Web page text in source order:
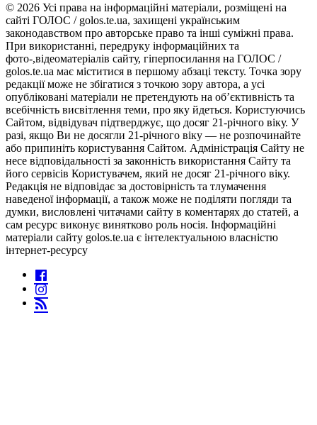
© 2026 Усі права на інформаційні матеріали, розміщені на
сайті ГОЛОС / golos.te.ua, захищені українським
законодавством про авторське право та інші суміжні права.
При використанні, передруку інформаційних та
фото-,відеоматеріалів сайту, гіперпосилання на ГОЛОС /
golos.te.ua має міститися в першому абзаці тексту. Точка зору
редакції може не збігатися з точкою зору автора, а усі
опубліковані матеріали не претендують на об’єктивність та
всебічність висвітлення теми, про яку йдеться. Користуючись
Сайтом, відвідувач підтверджує, що досяг 21-річного віку. У
разі, якщо Ви не досягли 21-річного віку — не розпочинайте
або припиніть користування Сайтом. Адміністрація Сайту не
несе відповідальності за законність використання Сайту та
його сервісів Користувачем, який не досяг 21-річного віку.
Редакція не відповідає за достовірність та тлумачення
наведеної інформації, а також може не поділяти погляди та
думки, висловлені читачами сайту в коментарях до статей, а
сам ресурс виконує винятково роль носія. Інформаційні
матеріали сайту golos.te.ua є інтелектуальною власністю
інтернет-ресурсу